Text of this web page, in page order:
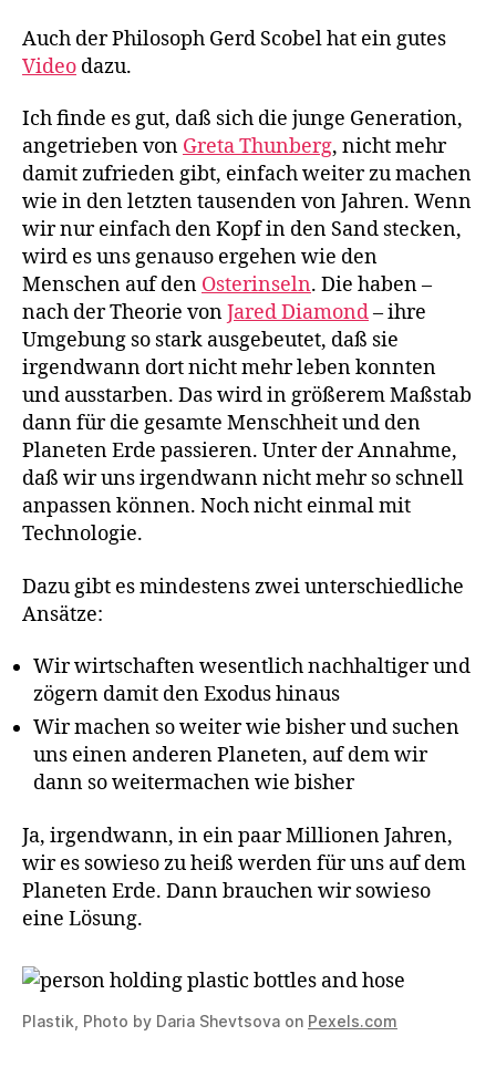
Auch der Philosoph Gerd Scobel hat ein gutes
Video dazu.
Ich finde es gut, daß sich die junge Generation,
angetrieben von Greta Thunberg, nicht mehr
damit zufrieden gibt, einfach weiter zu machen
wie in den letzten tausenden von Jahren. Wenn
wir nur einfach den Kopf in den Sand stecken,
wird es uns genauso ergehen wie den
Menschen auf den Osterinseln. Die haben –
nach der Theorie vonJared Diamond– ihre
Umgebung so stark ausgebeutet, daß sie
irgendwann dort nicht mehr leben konnten
und ausstarben. Das wird in größerem Maßstab
dann für die gesamte Menschheit und den
Planeten Erde passieren. Unter der Annahme,
daß wir uns irgendwann nicht mehr so schnell
anpassen können. Noch nicht einmal mit
Technologie.
Dazu gibt es mindestens zwei unterschiedliche
Ansätze:
Wir wirtschaften wesentlich nachhaltiger und
zögern damit den Exodus hinaus
Wir machen so weiter wie bisher und suchen
uns einen anderen Planeten, auf dem wir
dann so weitermachen wie bisher
Ja, irgendwann, in ein paar Millionen Jahren,
wir es sowieso zu heiß werden für uns auf dem
Planeten Erde. Dann brauchen wir sowieso
eine Lösung.
Plastik, Photo by Daria Shevtsova on Pexels.com